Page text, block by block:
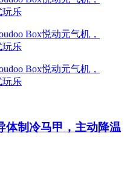
体制冷马甲，主动降温